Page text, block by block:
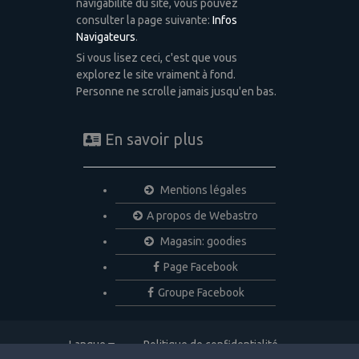
navigabilité du site, vous pouvez
consulter la page suivante: Infos
Navigateurs.
Si vous lisez ceci, c'est que vous
explorez le site vraiment à fond.
Personne ne scrolle jamais jusqu'en bas.
En savoir plus
Mentions légales
A propos de Webastro
Magasin: goodies
Page Facebook
Groupe Facebook
Langue
Politique de confidentialité